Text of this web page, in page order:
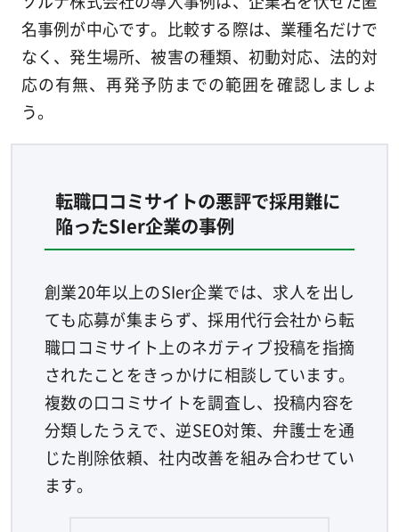
名事例が中心です。比較する際は、業種名だけで
なく、発生場所、被害の種類、初動対応、法的対
応の有無、再発予防までの範囲を確認しましょ
う。
転職口コミサイトの悪評で採用難に
陥ったSIer企業の事例
創業20年以上のSIer企業では、求人を出し
ても応募が集まらず、採用代行会社から転
職口コミサイト上のネガティブ投稿を指摘
されたことをきっかけに相談しています。
複数の口コミサイトを調査し、投稿内容を
分類したうえで、逆SEO対策、弁護士を通
じた削除依頼、社内改善を組み合わせてい
ます。